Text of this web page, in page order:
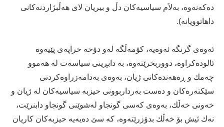
ده‌كه‌نه‌وه‌، به‌لاَم سیاسیه‌كان دڵ و بیریان لای‌ هه‌ڵبژاردنه‌كانی‌
داهاتوویانه‌).
ئه‌وه‌ی‌ گرنگه‌ ئه‌وه‌یه‌، كۆمه‌ڵگه‌ له‌و دۆخه‌ خراپه‌ی‌ پێیه‌وه‌
ئالوده‌كراوه‌، دووربخرێته‌وه‌، به‌ دابڕینی‌ سیاسه‌ت له‌ هه‌موو
چه‌مك و ڕه‌هه‌نده‌كانی‌ ژیان، به‌وه‌ی‌ به‌دامه‌زراوه‌كردنی‌
سێكته‌ره‌كان و ده‌ست به‌رداربوونی‌ حیزبه‌ سیاسیه‌كان له‌ ژیان و
خه‌ونی‌ خه‌ڵك، به‌وه‌ی‌ كه‌سی‌ گونجاو له‌شوێنی‌ گونجاو دابنرێت،
نه‌ك ئیش بۆ خه‌ڵك بدۆزرێته‌وه‌، كه‌ سێ‌ ده‌یه‌یه‌ حیزبه‌كان كاریان